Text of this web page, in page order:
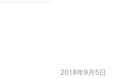
2018年9月5日